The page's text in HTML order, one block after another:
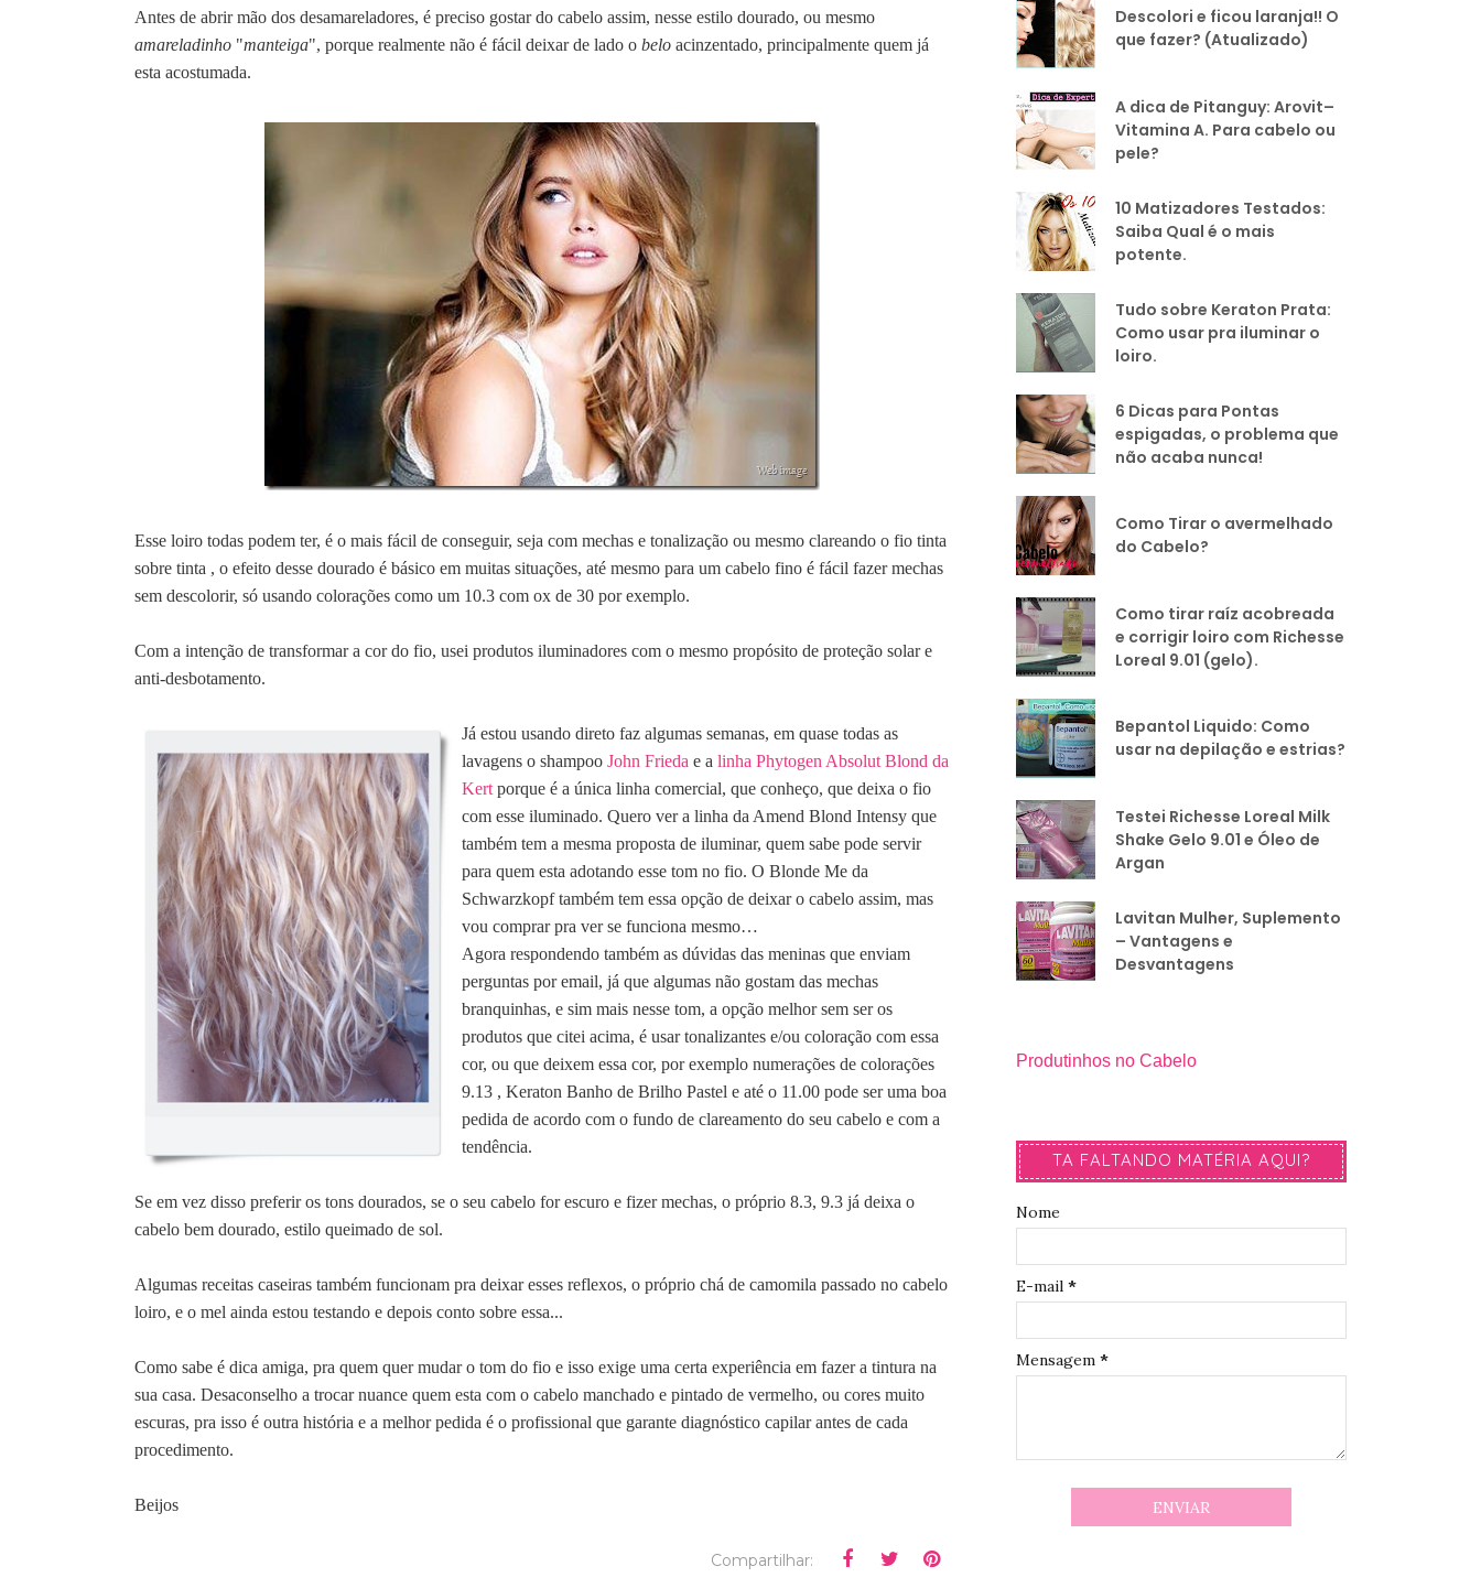
Antes de abrir mão dos desamareladores, é preciso gostar do cabelo assim, nesse estilo dourado, ou mesmo
amareladinho "manteiga", porque realmente não é fácil deixar de lado o belo acinzentado, principalmente quem já
esta acostumada.
Esse loiro todas podem ter, é o mais fácil de conseguir, seja com mechas e tonalização ou mesmo clareando o fio tinta
sobre tinta , o efeito desse dourado é básico em muitas situações, até mesmo para um cabelo fino é fácil fazer mechas
sem descolorir, só usando colorações como um 10.3 com ox de 30 por exemplo.
Com a intenção de transformar a cor do fio, usei produtos iluminadores com o mesmo propósito de proteção solar e
anti-desbotamento.
Já estou usando direto faz algumas semanas, em quase todas as
lavagens o shampoo John Frieda e a linha Phytogen Absolut Blond da
Kert porque é a única linha comercial, que conheço, que deixa o fio
com esse iluminado. Quero ver a linha da Amend Blond Intensy que
também tem a mesma proposta de iluminar, quem sabe pode servir
para quem esta adotando esse tom no fio. O Blonde Me da
Schwarzkopf também tem essa opção de deixar o cabelo assim, mas
vou comprar pra ver se funciona mesmo…
Agora respondendo também as dúvidas das meninas que enviam
perguntas por email, já que algumas não gostam das mechas
branquinhas, e sim mais nesse tom, a opção melhor sem ser os
produtos que citei acima, é usar tonalizantes e/ou coloração com essa
cor, ou que deixem essa cor, por exemplo numerações de colorações
9.13 , Keraton Banho de Brilho Pastel e até o 11.00 pode ser uma boa
pedida de acordo com o fundo de clareamento do seu cabelo e com a
tendência.
Se em vez disso preferir os tons dourados, se o seu cabelo for escuro e fizer mechas, o próprio 8.3, 9.3 já deixa o
cabelo bem dourado, estilo queimado de sol.
Algumas receitas caseiras também funcionam pra deixar esses reflexos, o próprio chá de camomila passado no cabelo
loiro, e o mel ainda estou testando e depois conto sobre essa...
Como sabe é dica amiga, pra quem quer mudar o tom do fio e isso exige uma certa experiência em fazer a tintura na
sua casa. Desaconselho a trocar nuance quem esta com o cabelo manchado e pintado de vermelho, ou cores muito
escuras, pra isso é outra história e a melhor pedida é o profissional que garante diagnóstico capilar antes de cada
procedimento.
Beijos
Compartilhar:
Descolori e ficou laranja!! O
que fazer? (Atualizado)
A dica de Pitanguy: Arovit–
Vitamina A. Para cabelo ou
pele?
10 Matizadores Testados:
Saiba Qual é o mais
potente.
Tudo sobre Keraton Prata:
Como usar pra iluminar o
loiro.
6 Dicas para Pontas
espigadas, o problema que
não acaba nunca!
Como Tirar o avermelhado
do Cabelo?
Como tirar raíz acobreada
e corrigir loiro com Richesse
Loreal 9.01 (gelo).
Bepantol Liquido: Como
usar na depilação e estrias?
Testei Richesse Loreal Milk
Shake Gelo 9.01 e Óleo de
Argan
Lavitan Mulher, Suplemento
– Vantagens e
Desvantagens
Produtinhos no Cabelo
TA FALTANDO MATÉRIA AQUI?
Nome
E-mail *
Mensagem *